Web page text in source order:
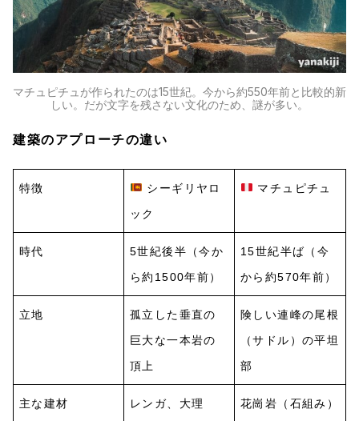
マチュピチュが作られたのは15世紀。今から約550年前と比較的新
しい。だが文字を残さない文化のため、謎が多い。
建築のアプローチの違い
特徴
シーギリヤロ
ック
マチュピチュ
時代
5世紀後半（今か
ら約1500年前）
15世紀半ば（今
から約570年前）
立地
孤立した垂直の
巨大な一本岩の
頂上
険しい連峰の尾根
（サドル）の平坦
部
主な建材
レンガ、大理
花崗岩（石組み）